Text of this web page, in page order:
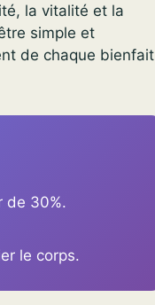
la vitalité et la
simple et
de chaque bienfait
de 30%.
le corps.